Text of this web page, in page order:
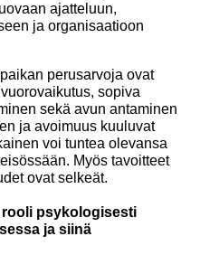
ajatteluun,
ja organisaatioon
perusarvoja ovat
sopiva
sekä avun antaminen
ja avoimuus kuuluvat
voi tuntea olevansa
Myös tavoitteet
ovat selkeät.
psykologisesti
ja siinä